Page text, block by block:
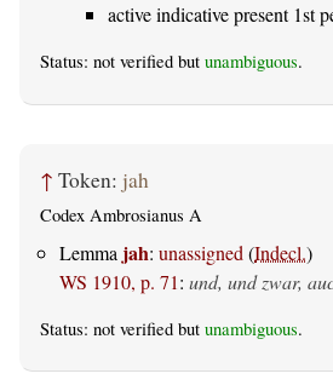
active indicative present 1st
Status: not verified but unambiguous.
↑ Token: jah
Codex Ambrosianus A
Lemma jah: unassigned (Indecl.)
WS 1910, p. 71: und, und zwar,
Status: not verified but unambiguous.